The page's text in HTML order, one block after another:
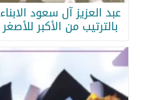
عبد العزيز آل سعود الابناء
بالترتيب من الأكبر للأصغر